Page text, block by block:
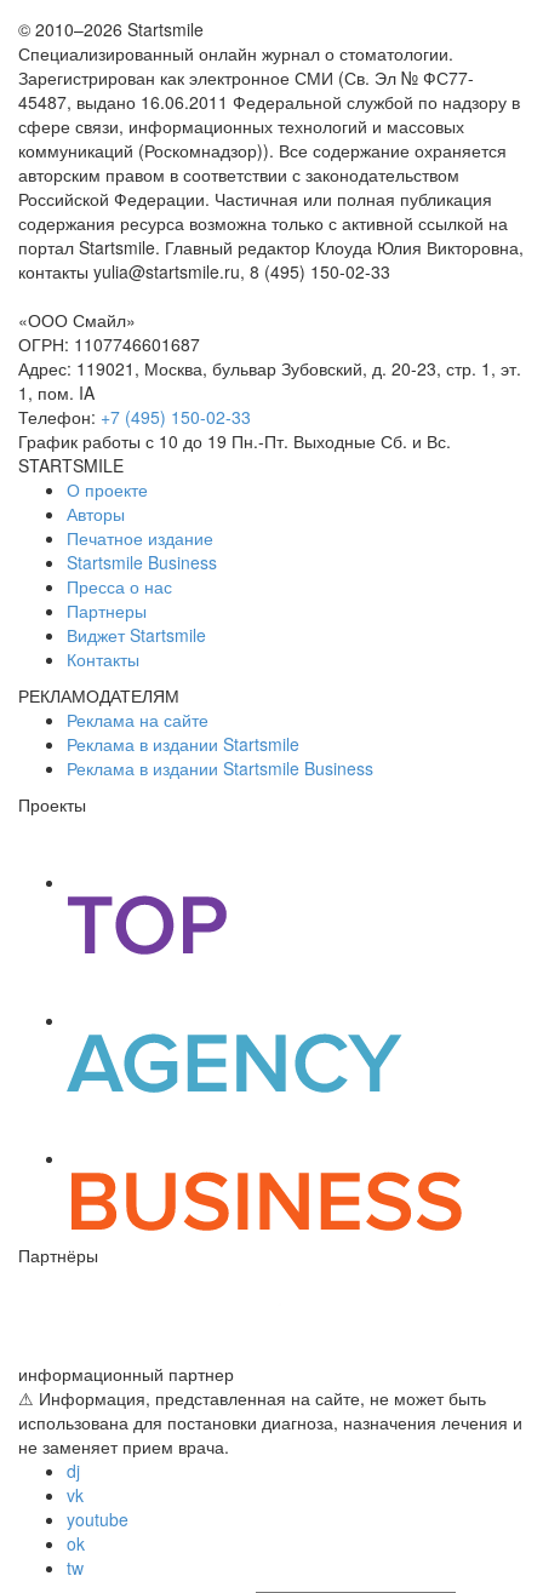
© 2010–2026 Startsmile
Специализированный онлайн журнал о стоматологии.
Зарегистрирован как электронное СМИ (Св. Эл № ФС77-
45487, выдано 16.06.2011 Федеральной службой по надзору в
сфере связи, информационных технологий и массовых
коммуникаций (Роскомнадзор)). Все содержание охраняется
авторским правом в соответствии с законодательством
Российской Федерации. Частичная или полная публикация
содержания ресурса возможна только с активной ссылкой на
портал Startsmile. Главный редактор Клоуда Юлия Викторовна,
контакты yulia@startsmile.ru, 8 (495) 150-02-33
«ООО Смайл»
ОГРН: 1107746601687
Адрес: 119021 , Москва, бульвар Зубовский, д. 20-23, стр. 1, эт.
1, пом. IA
Телефон: +7 (495) 150-02-33
График работы с 10 до 19 Пн.-Пт. Выходные Сб. и Вс.
STARTSMILE
О проекте
Авторы
Печатное издание
Startsmile Business
Пресса о нас
Партнеры
Виджет Startsmile
Контакты
РЕКЛАМОДАТЕЛЯМ
Реклама на сайте
Реклама в издании Startsmile
Реклама в издании Startsmile Business
Проекты
Партнёры
информационный партнер
⚠ Информация, представленная на сайте, не может быть
использована для постановки диагноза, назначения лечения и
не заменяет прием врача.
dj
vk
youtube
ok
tw